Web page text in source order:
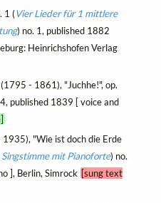
1 (Vier Lieder für 1 mittlere
) no. 1, published 1882
Heinrichshofen Verlag
(1795 - 1861), "Juchhe!", op.
published 1839 [ voice and
"Wie ist doch die Erde
mit Pianoforte) no.
], Berlin, Simrock [sung text